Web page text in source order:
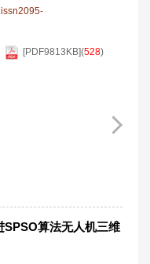
[PDF9813KB](528)
算法无人机三维